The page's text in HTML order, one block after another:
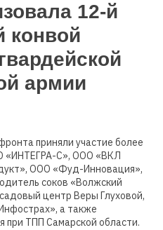
12-й
конвой
армии
приняли участие более
«ИНТЕГРА-С», ООО «ВКЛ
ООО «Фуд-Инновация»,
соков «Волжский
центр Веры Глуховой,
а также
ТПП Самарской области.